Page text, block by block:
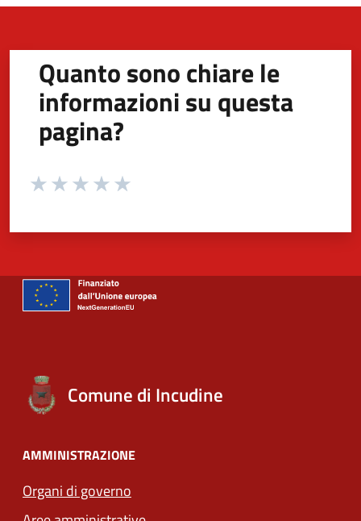
Quanto sono chiare le
informazioni su questa
pagina?
Valuta da 1 a 5 stelle la pagina
Comune di Incudine
AMMINISTRAZIONE
Organi di governo